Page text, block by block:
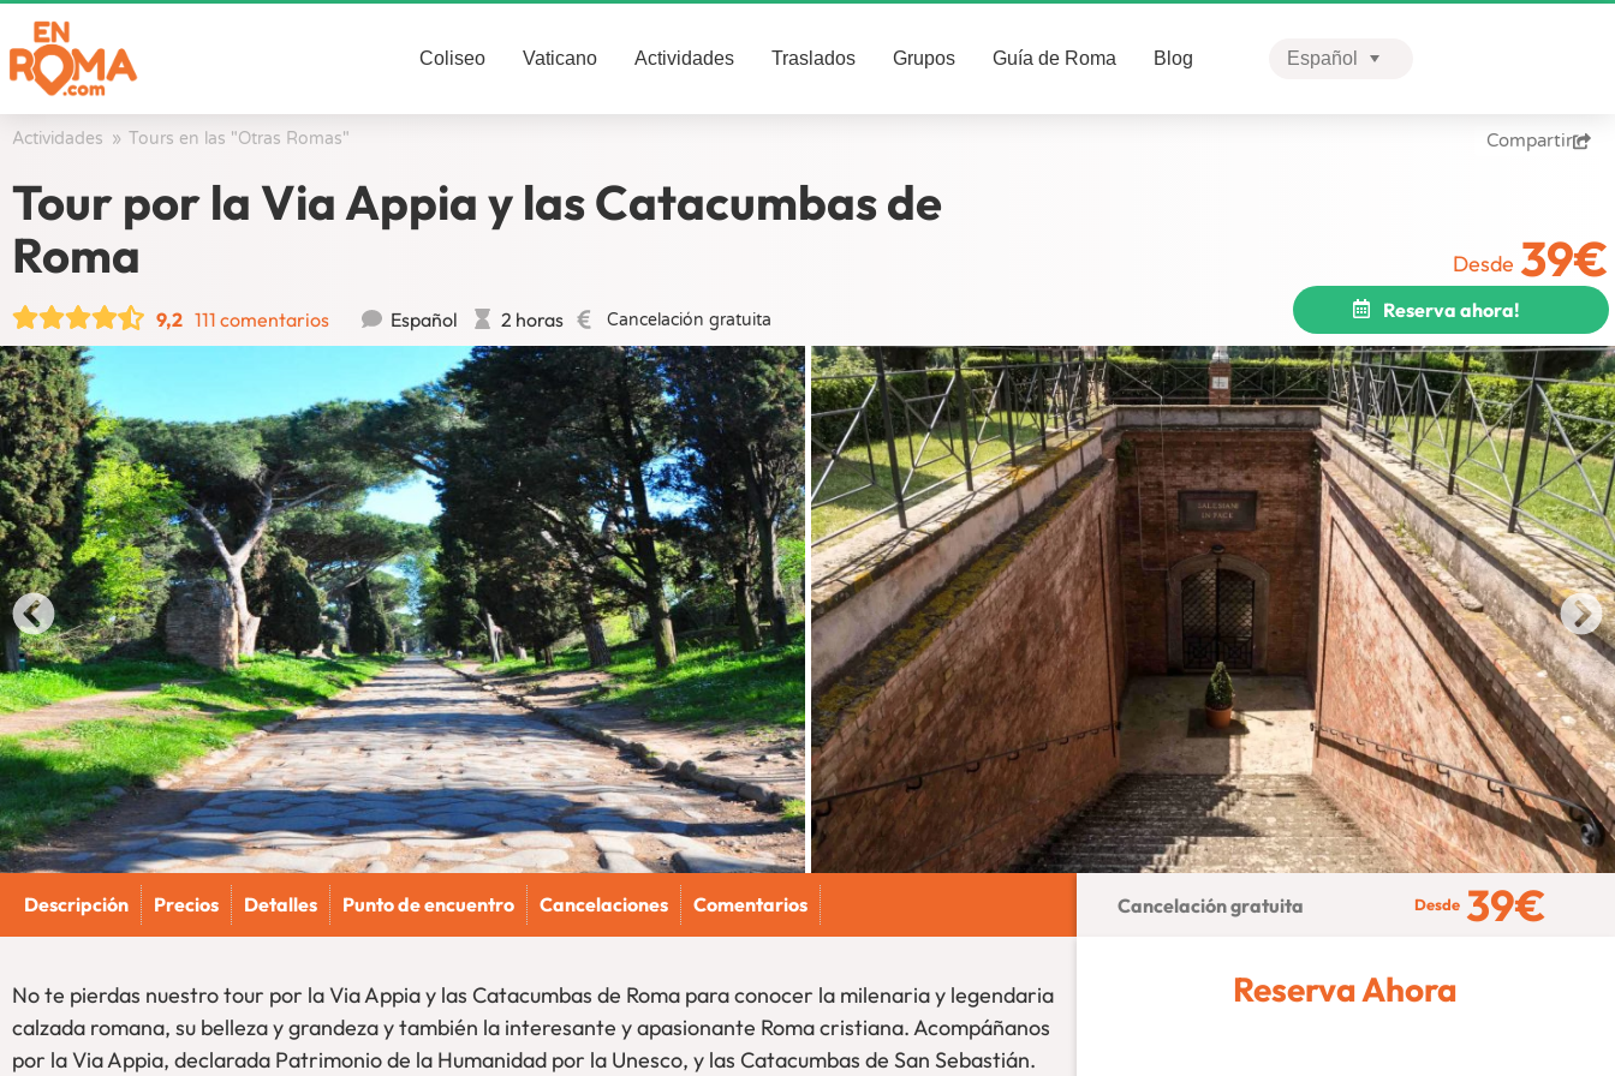
Coliseo Vaticano Actividades Traslados Grupos Guía de Roma Blog Español
Actividades / Tours en las "Otras Romas"
Tour por la Via Appia y las Catacumbas de
Roma
9,2 111 comentarios Español 2 horas Cancelación gratuita
Compartir
Twitter
LinkedIn
WhatsApp
Print
Desde 39€
Reserva ahora!
Descripción Precios Detalles Punto de encuentro Cancelaciones Comentarios Cancelación gratuita Desde 39€
No te pierdas nuestro tour por la Via Appia y las Catacumbas de Roma para conocer la milenaria y legendaria
calzada romana, su belleza y grandeza y también la interesante y apasionante Roma cristiana. Acompáñanos
por la Via Appia, declarada Patrimonio de la Humanidad por la Unesco, y las Catacumbas de San Sebastián.
Reserva Ahora